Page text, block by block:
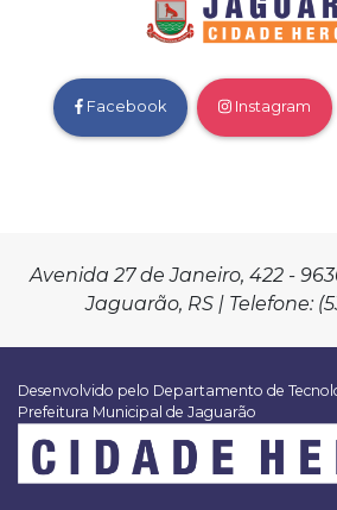
Facebook Instagram
Avenida 27 de Janeiro, 422 -
Jaguarão, RS | Telefone:
Desenvolvido pelo Departamento de
Prefeitura Municipal de Jaguarão